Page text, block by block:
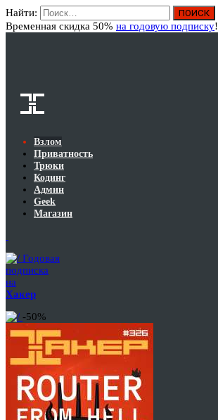
Найти:
Временная скидка 50% на годовую подписку!
Взлом
Приватность
Трюки
Кодинг
Админ
Geek
Магазин
Годовая
подписка
на
Хакер
-50%